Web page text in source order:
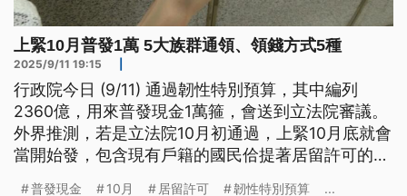
上緊10月普發1萬 5大族群通領、領錢方式5種
2025/9/11 19:15
行政院今日 (9/11) 通過韌性特別預算，其中編列
2360億，用來普發現金1萬箍，會送到立法院審議。
外界推測，若是立法院10月初通過，上緊10月底就會
當開始發，包含現有戶籍的國民佮提著居留許可的無
普發現金 10月 居留許可 韌性特別預算 ...